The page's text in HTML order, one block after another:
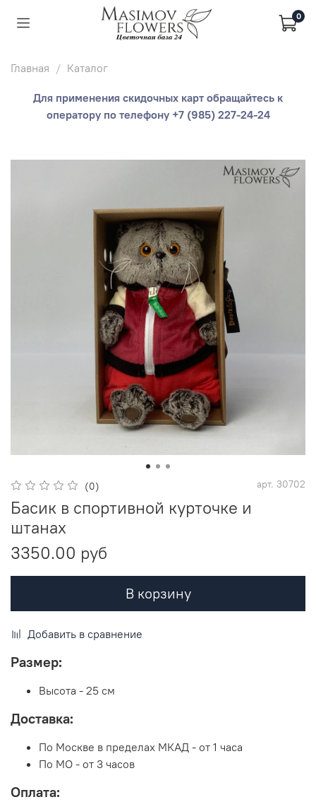
0
Главная Каталог
Для применения скидочных карт обращайтесь к
оператору по телефону +7 (985) 227-24-24
(0) арт. 30702
Басик в спортивной курточке и
штанах
3350.00 руб
В корзину
Добавить в сравнение
Размер:
Высота - 25 см
Доставка:
По Москве в пределах МКАД - от 1 часа
По МО - от 3 часов
Оплата: